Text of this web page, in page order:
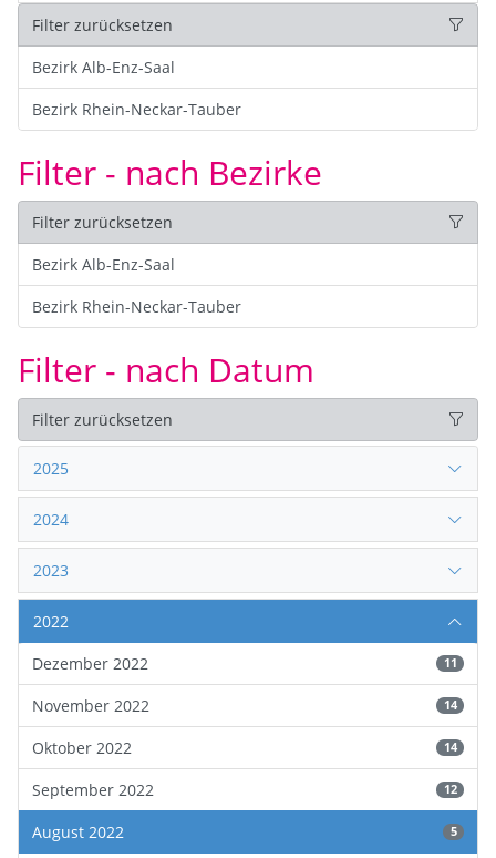
Filter zurücksetzen
Bezirk Alb-Enz-Saal
Bezirk Rhein-Neckar-Tauber
Filter - nach Bezirke
Filter zurücksetzen
Bezirk Alb-Enz-Saal
Bezirk Rhein-Neckar-Tauber
Filter - nach Datum
Filter zurücksetzen
2025
2024
2023
2022
Dezember 2022
11
November 2022 14
Oktober 2022 14
September 2022 12
August 2022 5